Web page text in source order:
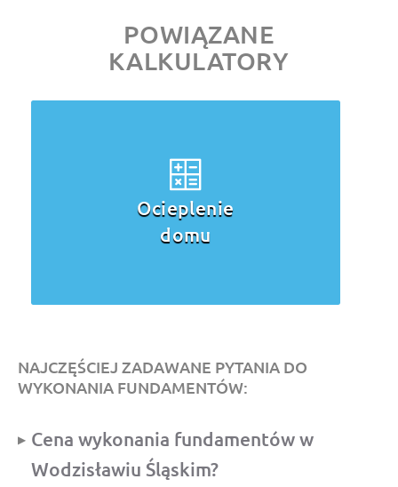
POWIĄZANE
KALKULATORY
Ocieplenie
domu
NAJCZĘŚCIEJ ZADAWANE PYTANIA DO
WYKONANIA FUNDAMENTÓW:
Cena wykonania fundamentów w
Wodzisławiu Śląskim?